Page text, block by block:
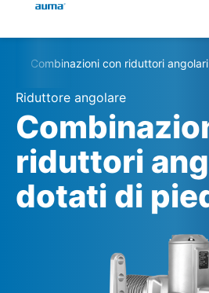
Prodotti
Soluzioni
Downloads
Servizio di assistenza
Global
Europa
Asia e Pacifico
Nord America
Ricerca
Combinazioni con riduttori
Riduttore angolare
riduttori
dotati di